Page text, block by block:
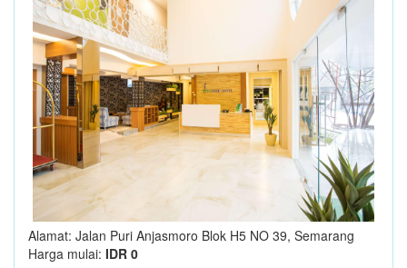
Alamat: Jalan Puri Anjasmoro Blok H5 NO 39, Semarang
Harga mulai: IDR 0